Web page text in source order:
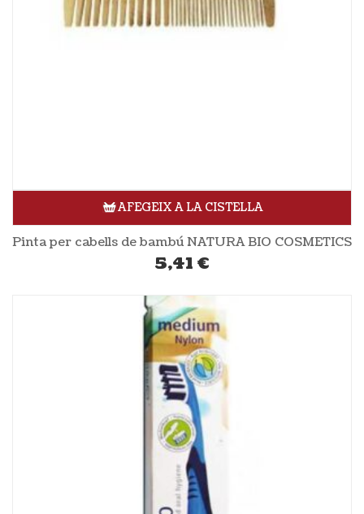
AFEGEIX A LA CISTELLA
Pinta per cabells de bambú NATURA BIO COSMETICS
5,41 €